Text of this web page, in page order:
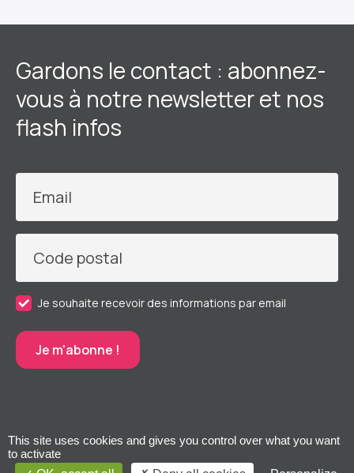
Gardons le contact : abonnez-
vous à notre newsletter et nos
flash infos
Email
Code postal
Je souhaite recevoir des informations par email
This site uses cookies and gives you control over what you want
to activate